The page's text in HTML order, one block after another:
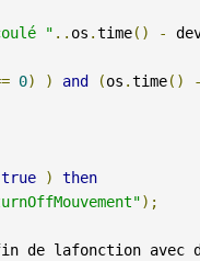
" .. os .time() -
0) ) and (os .time() -
true )
then
);
de lafonction avec